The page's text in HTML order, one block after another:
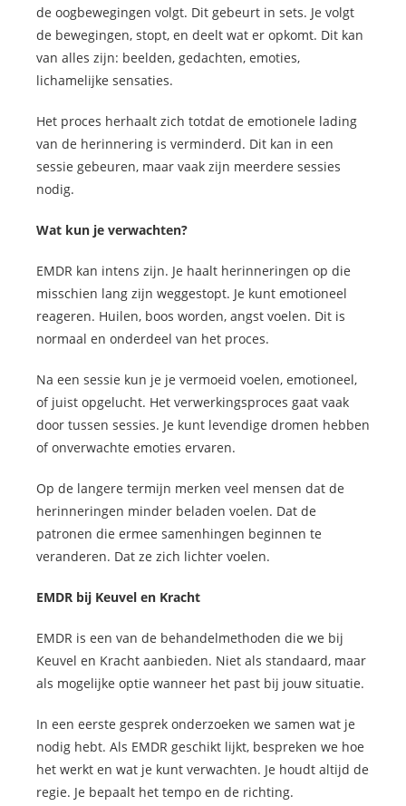
de oogbewegingen volgt. Dit gebeurt in sets. Je volgt
de bewegingen, stopt, en deelt wat er opkomt. Dit kan
van alles zijn: beelden, gedachten, emoties,
lichamelijke sensaties.
Het proces herhaalt zich totdat de emotionele lading
van de herinnering is verminderd. Dit kan in een
sessie gebeuren, maar vaak zijn meerdere sessies
nodig.
Wat kun je verwachten?
EMDR kan intens zijn. Je haalt herinneringen op die
misschien lang zijn weggestopt. Je kunt emotioneel
reageren. Huilen, boos worden, angst voelen. Dit is
normaal en onderdeel van het proces.
Na een sessie kun je je vermoeid voelen, emotioneel,
of juist opgelucht. Het verwerkingsproces gaat vaak
door tussen sessies. Je kunt levendige dromen hebben
of onverwachte emoties ervaren.
Op de langere termijn merken veel mensen dat de
herinneringen minder beladen voelen. Dat de
patronen die ermee samenhingen beginnen te
veranderen. Dat ze zich lichter voelen.
EMDR bij Keuvel en Kracht
EMDR is een van de behandelmethoden die we bij
Keuvel en Kracht aanbieden. Niet als standaard, maar
als mogelijke optie wanneer het past bij jouw situatie.
In een eerste gesprek onderzoeken we samen wat je
nodig hebt. Als EMDR geschikt lijkt, bespreken we hoe
het werkt en wat je kunt verwachten. Je houdt altijd de
regie. Je bepaalt het tempo en de richting.